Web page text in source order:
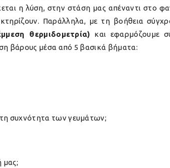
η λύση, στην στάση μας απέναντι στο
Παράλληλα, με τη βοήθεια
θερμιδομετρία) και εφαρμόζουμε
βάρους μέσα από 5 βασικά βήματα:
συχνότητα των γευμάτων;
μας;